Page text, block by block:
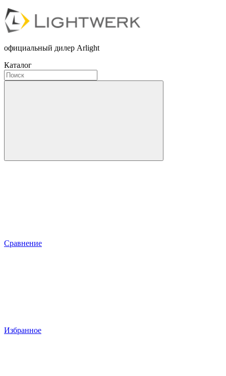
официальный дилер Arlight
Каталог
Сравнение
Избранное